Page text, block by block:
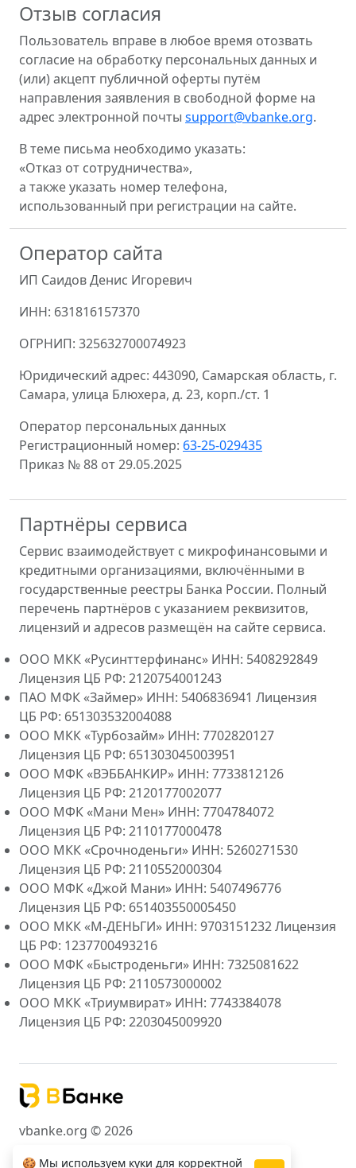
Отзыв согласия
Пользователь вправе в любое время отозвать
согласие на обработку персональных данных и
(или) акцепт публичной оферты путём
направления заявления в свободной форме на
адрес электронной почты support@vbanke.org.
В теме письма необходимо указать:
«Отказ от сотрудничества»,
а также указать номер телефона,
использованный при регистрации на сайте.
Оператор сайта
ИП Саидов Денис Игоревич
ИНН: 631816157370
ОГРНИП: 325632700074923
Юридический адрес: 443090, Самарская область, г.
Самара, улица Блюхера, д. 23, корп./ст. 1
Оператор персональных данных
Регистрационный номер: 63-25-029435
Приказ № 88 от 29.05.2025
Партнёры сервиса
Сервис взаимодействует с микрофинансовыми и
кредитными организациями, включёнными в
государственные реестры Банка России. Полный
перечень партнёров с указанием реквизитов,
лицензий и адресов размещён на сайте сервиса.
ООО МКК «Русинттерфинанс» ИНН: 5408292849
Лицензия ЦБ РФ: 2120754001243
ПАО МФК «Займер» ИНН: 5406836941 Лицензия
ЦБ РФ: 651303532004088
ООО МКК «Турбозайм» ИНН: 7702820127
Лицензия ЦБ РФ: 651303045003951
ООО МФК «ВЭББАНКИР» ИНН: 7733812126
Лицензия ЦБ РФ: 2120177002077
ООО МФК «Мани Мен» ИНН: 7704784072
Лицензия ЦБ РФ: 2110177000478
ООО МКК «Срочноденьги» ИНН: 5260271530
Лицензия ЦБ РФ: 2110552000304
ООО МФК «Джой Мани» ИНН: 5407496776
Лицензия ЦБ РФ: 651403550005450
ООО МКК «М-ДЕНЬГИ» ИНН: 9703151232 Лицензия
ЦБ РФ: 1237700493216
ООО МФК «Быстроденьги» ИНН: 7325081622
Лицензия ЦБ РФ: 2110573000002
ООО МКК «Триумвират» ИНН: 7743384078
Лицензия ЦБ РФ: 2203045009920
vbanke.org © 2026
🍪 Мы используем куки для корректной